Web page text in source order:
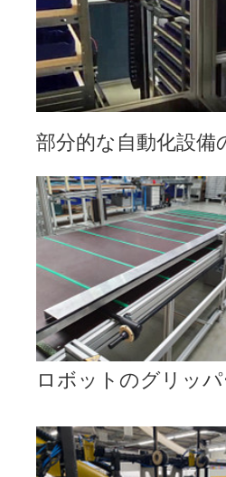
部分的な自動化設備
ロボットのグリッ